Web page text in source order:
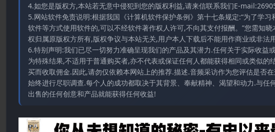
4.如您是版权方,本站若无意中侵犯到您的版权利益,请来信联系我们E-
5.网站软件免责说明:根据我国《计算机软件保护条例》第十七条规定:“为了学
软件等方式使用软件的,可以不经软件著作权人许可,不向其支付报酬。”您需知
权归属原版权方所有,版权争议与本站无关,用户本人下载后不能用作商业或非
6.特别声明:我们已尽一切努力准确呈现我们的产品及其潜力.任何关于实际收
为特殊结果,不适用于普通购买者,亦不代表或保证任何人都能获得相同或类似
买而收取佣金.因此,请勿仅依赖本网站上的推荐.描述.音频采访作为您评估是否
始终进行尽职调查.每个人的成功都取决于其背景、奉献精神、渴望和动力.与
出售的任何创意和产品就能获得任何收益!